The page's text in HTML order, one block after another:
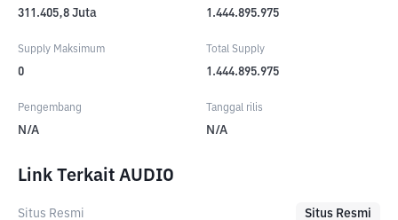
311.405,8 Juta 1.444.895.975
Supply Maksimum
0
Total Supply
1.444.895.975
Pengembang
N/A
Tanggal rilis
N/A
Link Terkait AUDIO
Situs Resmi Situs Resmi